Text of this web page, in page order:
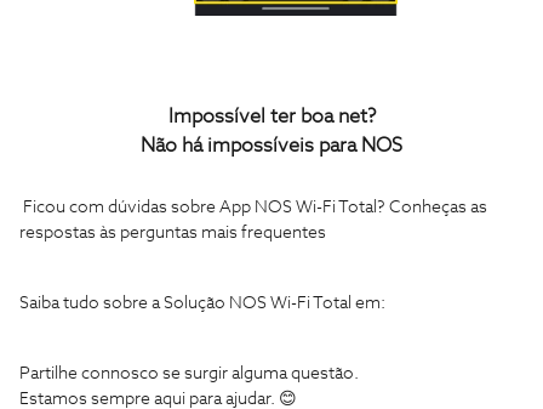
Impossível ter boa net?
Não há impossíveis para NOS
Ficou com dúvidas sobre App NOS Wi-Fi Total? Conheças as
respostas às perguntas mais frequentes
Saiba tudo sobre a Solução NOS Wi-Fi Total em:
Partilhe connosco se surgir alguma questão.
Estamos sempre aqui para ajudar. 😊